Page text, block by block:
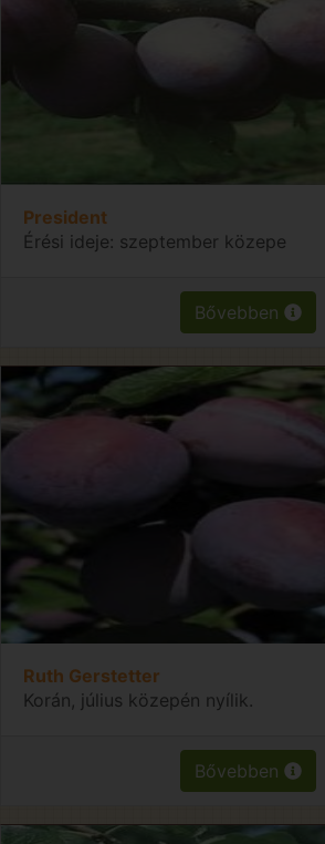
President
Érési ideje: szeptember közepe
Bővebben
Ruth Gerstetter
Korán, július közepén nyílik.
Bővebben